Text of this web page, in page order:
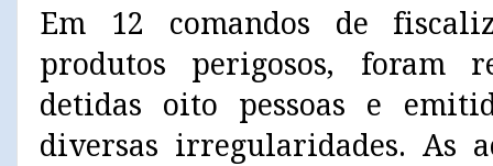
Em 12 comandos de
produtos perigosos, foram
detidas oito pessoas e
diversas irregularidades. As